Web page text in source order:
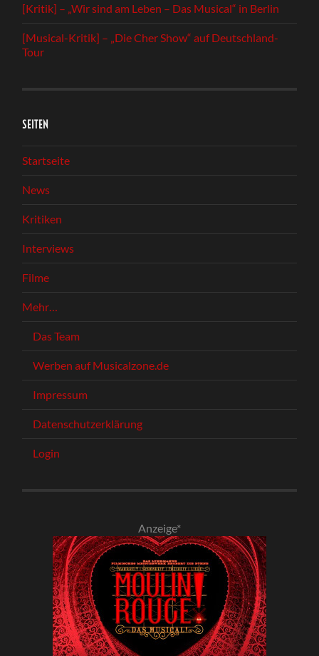
[Kritik] – „Wir sind am Leben – Das Musical“ in Berlin
[Musical-Kritik] – „Die Cher Show“ auf Deutschland-
Tour
SEITEN
Startseite
News
Kritiken
Interviews
Filme
Mehr…
Das Team
Werben auf Musicalzone.de
Impressum
Datenschutzerklärung
Login
Anzeige*